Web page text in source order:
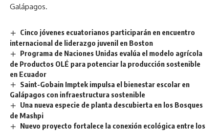
Galápagos.
Cinco jóvenes ecuatorianos participarán en encuentro
internacional de liderazgo juvenil en Boston
Programa de Naciones Unidas evalúa el modelo agrícola
de Productos OLÉ para potenciar la producción sostenible
en Ecuador
Saint-Gobain Imptek impulsa el bienestar escolar en
Galápagos con infraestructura sostenible
Una nueva especie de planta descubierta en los Bosques
de Mashpi
Nuevo proyecto fortalece la conexión ecológica entre los